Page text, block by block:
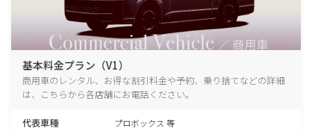
基本料金プラン（V1）
商用車のレンタル、お得な割引料金や予約、乗り捨てなどの詳細
は、こちらから各店舗にお電話ください。
代表車種 プロボックス 等